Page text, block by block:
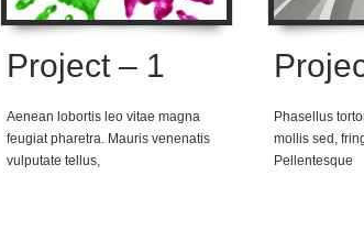
Project – 1
Aenean lobortis leo vitae magna
feugiat pharetra. Mauris venenatis
vulputate tellus,
Phasellus
mollis sed,
Pellentesque